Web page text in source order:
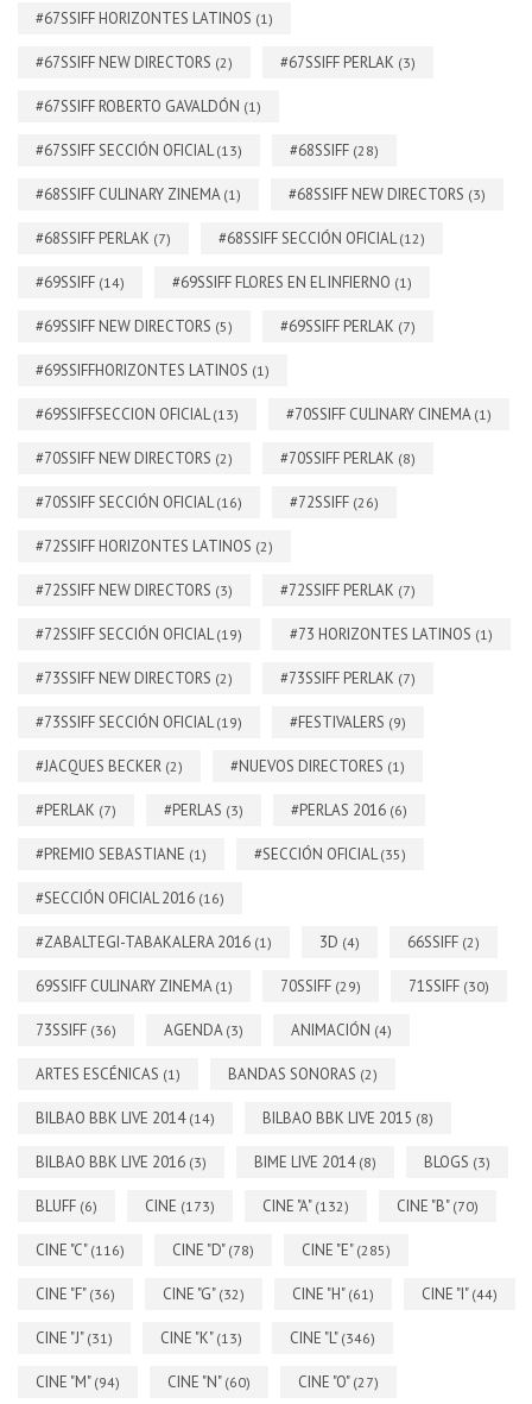
#67SSIFF HORIZONTES LATINOS (1)
#67SSIFF NEW DIRECTORS (2) #67SSIFF PERLAK (3)
#67SSIFF ROBERTO GAVALDÓN (1)
#67SSIFF SECCIÓN OFICIAL(13) #68SSIFF (28)
#68SSIFF CULINARY ZINEMA (1) #68SSIFF NEW DIRECTORS (3)
#68SSIFF PERLAK (7) #68SSIFF SECCIÓN OFICIAL(12)
#69SSIFF (14) #69SSIFF FLORES EN EL INFIERNO (1)
#69SSIFF NEW DIRECTORS (5) #69SSIFF PERLAK (7)
#69SSIFFHORIZONTES LATINOS (1)
#69SSIFFSECCION OFICIAL(13) #70SSIFF CULINARY CINEMA (1)
#70SSIFF NEW DIRECTORS (2) #70SSIFF PERLAK (8)
#70SSIFF SECCIÓN OFICIAL(16) #72SSIFF (26)
#72SSIFF HORIZONTES LATINOS (2)
#72SSIFF NEW DIRECTORS (3) #72SSIFF PERLAK (7)
#72SSIFF SECCIÓN OFICIAL(19) #73 HORIZONTES LATINOS (1)
#73SSIFF NEW DIRECTORS (2) #73SSIFF PERLAK (7)
#73SSIFF SECCIÓN OFICIAL(19) #FESTIVALERS (9)
#JACQUES BECKER (2) #NUEVOS DIRECTORES (1)
#PERLAK (7) #PERLAS (3) #PERLAS 2016 (6)
#PREMIO SEBASTIANE (1) #SECCIÓN OFICIAL(35)
#SECCIÓN OFICIAL 2016 (16)
#ZABALTEGI-TABAKALERA 2016 (1) 3D (4) 66SSIFF (2)
69SSIFF CULINARY ZINEMA (1) 70SSIFF (29) 71SSIFF (30)
73SSIFF (36) AGENDA (3) ANIMACIÓN (4)
ARTES ESCÉNICAS (1) BANDAS SONORAS (2)
BILBAO BBK LIVE 2014 (14) BILBAO BBK LIVE 2015 (8)
BILBAO BBK LIVE 2016 (3) BIME LIVE 2014 (8) BLOGS (3)
BLUFF (6) CINE (173) CINE "A" (132) CINE "B" (70)
CINE "C" (116) CINE "D" (78) CINE "E" (285)
CINE "F" (36) CINE "G" (32) CINE "H" (61) CINE "I" (44)
CINE "J" (31) CINE "K" (13) CINE "L" (346)
CINE "M" (94) CINE "N" (60) CINE "O" (27)